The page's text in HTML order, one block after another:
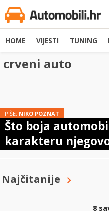
HOME VIJESTI TUNING
crveni auto
PIŠE: NIKO POZNAT
Što boja
karakteru
Najčitanije
8